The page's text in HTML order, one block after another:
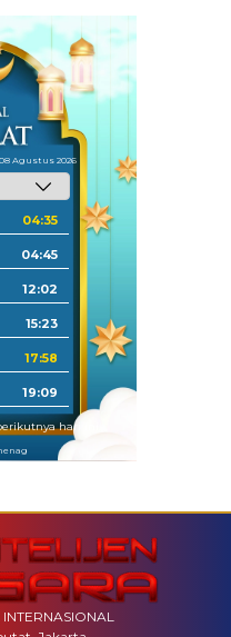
Agustus 2026
04:35
04:45
12:02
15:23
17:58
19:09
hari ini.